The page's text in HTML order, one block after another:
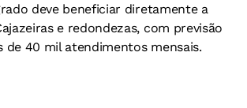
deve beneficiar diretamente a
e redondezas, com previsão
de 40 mil atendimentos mensais.